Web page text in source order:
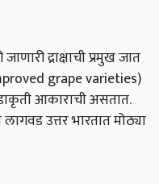
द्राक्षाची प्रमुख जात
grape varieties)
आकाराची असतात.
लागवड उत्तर भारतात मोठ्या